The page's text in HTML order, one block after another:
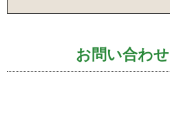
お問い合わ